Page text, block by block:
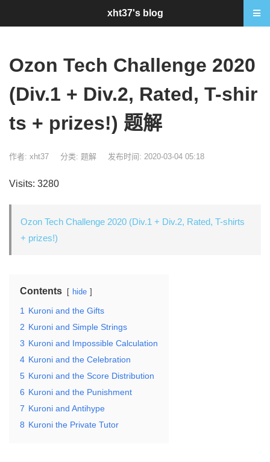
Ozon Tech Challenge 2020
(Div.1 + Div.2, Rated, T-shir
ts + prizes!) 题解
作者: xht37 分类: 题解 发布时间: 2020-03-04 05:18
Visits: 3280
Ozon Tech Challenge 2020 (Div.1 + Div.2, Rated, T-shirts
+ prizes!)
Contents hide
1
Kuroni and the Gifts
2 Kuroni and Simple Strings
3 Kuroni and Impossible Calculation
4 Kuroni and the Celebration
5 Kuroni and the Score Distribution
6 Kuroni and the Punishment
7 Kuroni and Antihype
8 Kuroni the Private Tutor
xht37's blog